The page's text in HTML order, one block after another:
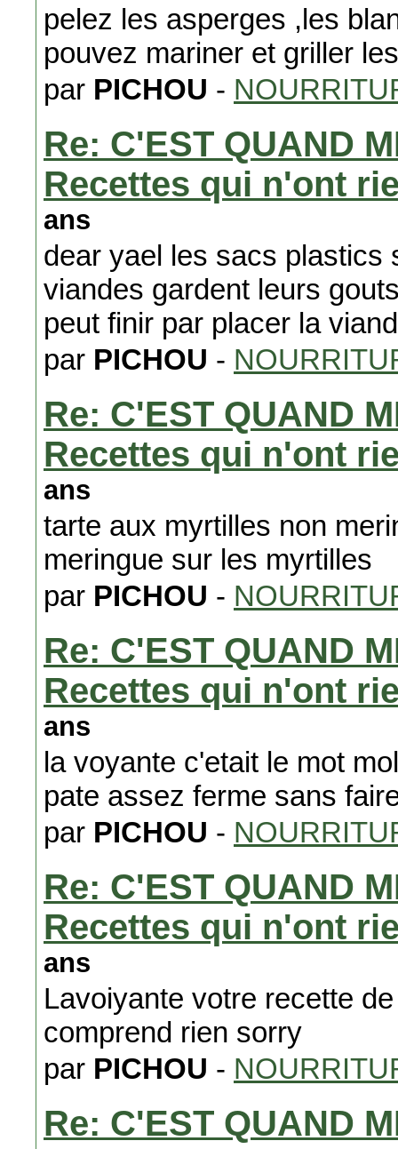
pelez les asperges ,les
pouvez mariner et griller
par PICHOU -
Re: C'EST QUAND
Recettes qui n'ont
ans
dear yael les sacs plastics
viandes gardent leurs
peut finir par placer la
par PICHOU -
Re: C'EST QUAND
Recettes qui n'ont
ans
tarte aux myrtilles non
meringue sur les myrtilles
par PICHOU -
Re: C'EST QUAND
Recettes qui n'ont
ans
la voyante c'etait le mot
pate assez ferme sans
par PICHOU -
Re: C'EST QUAND
Recettes qui n'ont
ans
Lavoiyante votre recette
comprend rien sorry
par PICHOU -
Re: C'EST QUAND